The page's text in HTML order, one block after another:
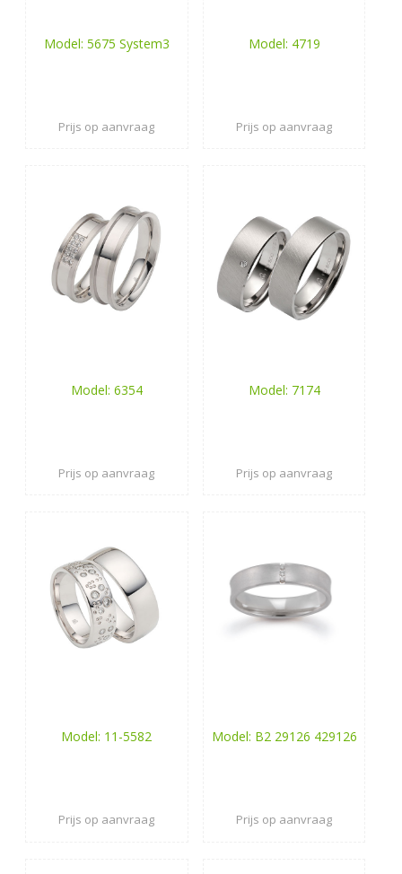
Model: 5675 System3
Prijs op aanvraag
Model: 4719
Prijs op aanvraag
Model: 6354
Prijs op aanvraag
Model: 7174
Prijs op aanvraag
Model: 11-5582
Prijs op aanvraag
Model: B2 29126 429126
Prijs op aanvraag